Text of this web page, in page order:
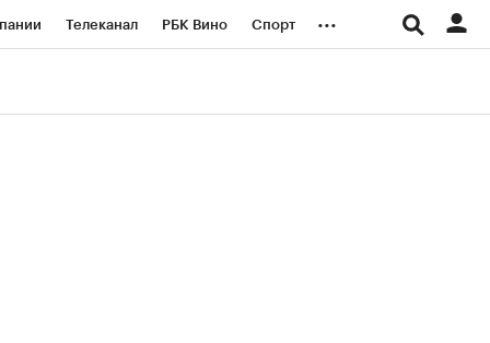
Телеканал РБК Вино Спорт ...